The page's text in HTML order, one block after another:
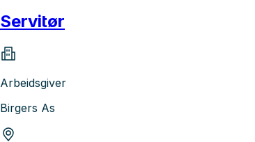
Servitør
Arbeidsgiver
Birgers As